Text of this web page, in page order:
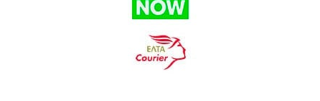
Φυτικής προέλευσης γλυκερίνη
AQUA/WATER/EAU, HELIANTHUS ANNUUS
(SUNFLOWER) SEED OIL, GLYCERIN, POLYGLYCERYL-6